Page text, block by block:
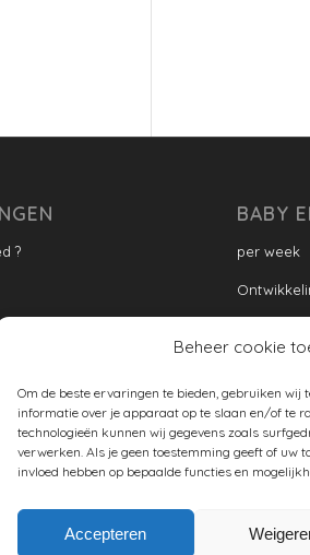
Beheer cookie
Om de beste ervaringen te bieden, gebruiken wij
informatie over je apparaat op te slaan en/of te
technologieën kunnen wij gegevens zoals
verwerken. Als je geen toestemming geeft of uw
invloed hebben op bepaalde functies en
Accepteren
?
BABY
per week